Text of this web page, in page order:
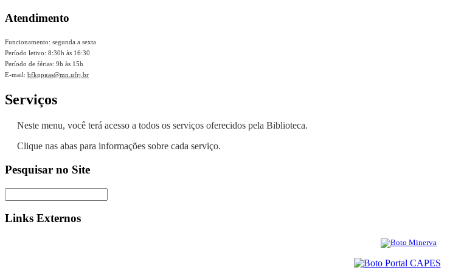
Atendimento
Funcionamento: segunda a sexta
Período letivo: 8:30h às 16:30
Período de férias: 9h às 15h
E-mail: bfkppgas@mn.ufrj.br
Serviços
Neste menu, você terá acesso a todos os serviços oferecidos pela Biblioteca.
Clique nas abas para informações sobre cada serviço.
Pesquisar no Site
Links Externos